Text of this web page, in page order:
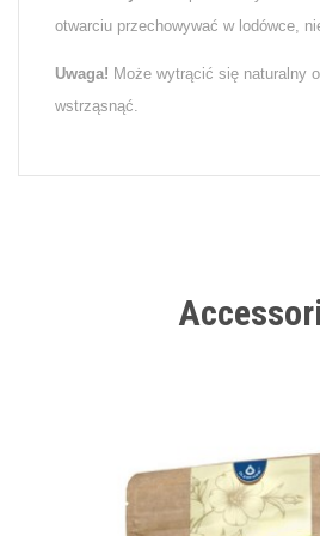
otwarciu przechowywać w lodówce,
Uwaga! Może wytrącić się naturalny
wstrząsnąć.